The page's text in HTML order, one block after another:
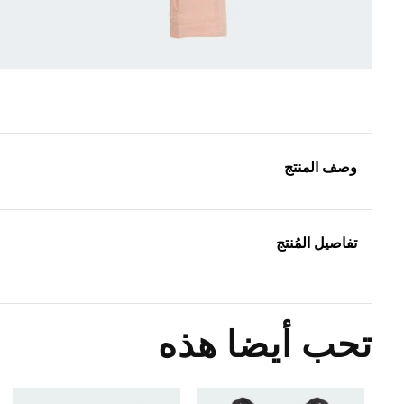
وصف المنتج
تفاصيل المُنتج
تحب أيضا هذه